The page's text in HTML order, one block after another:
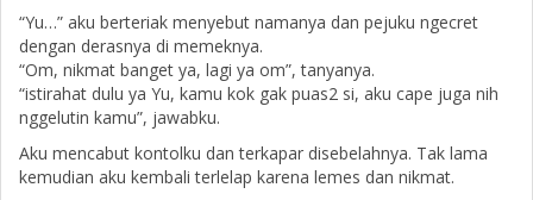
“Yu…” aku berteriak menyebut namanya dan pejuku ngecret
dengan derasnya di memeknya.
“Om, nikmat banget ya, lagi ya om”, tanyanya.
“istirahat dulu ya Yu, kamu kok gak puas2 si, aku cape juga nih
nggelutin kamu”, jawabku.
Aku mencabut kontolku dan terkapar disebelahnya. Tak lama
kemudian aku kembali terlelap karena lemes dan nikmat.